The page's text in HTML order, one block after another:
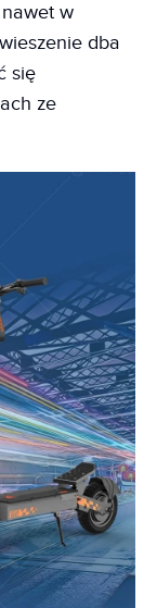
w
dba
się
ze